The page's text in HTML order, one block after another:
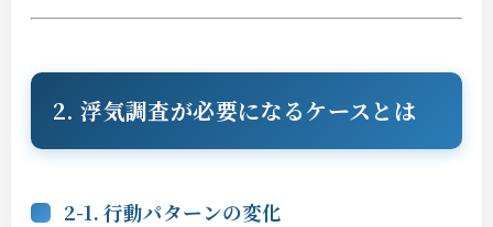
2. 浮気調査が必要になるケースとは
2-1. 行動パターンの変化